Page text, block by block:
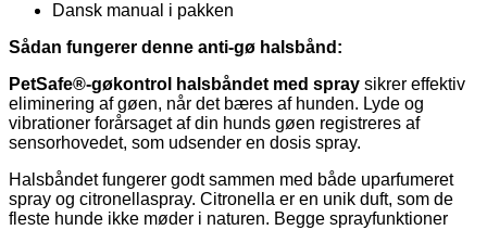
Dansk manual i pakken
Sådan fungerer denne anti-gø halsbånd:
PetSafe®-gøkontrol halsbåndet med spray sikrer effektiv
eliminering af gøen, når det bæres af hunden. Lyde og
vibrationer forårsaget af din hunds gøen registreres af
sensorhovedet, som udsender en dosis spray.
Halsbåndet fungerer godt sammen med både uparfumeret
spray og citronellaspray. Citronella er en unik duft, som de
fleste hunde ikke møder i naturen. Begge sprayfunktioner